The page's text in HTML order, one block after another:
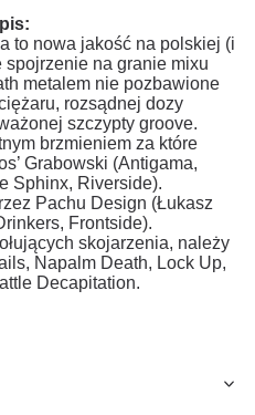
to nowa jakość na polskiej (i
na granie mixu
metalem nie pozbawione
rozsądnej dozy
szczypty groove.
brzmieniem za które
Grabowski (Antigama,
Sphinx, Riverside).
Pachu Design (Łukasz
Frontside).
skojarzenia, należy
Napalm Death, Lock Up,
Decapitation.